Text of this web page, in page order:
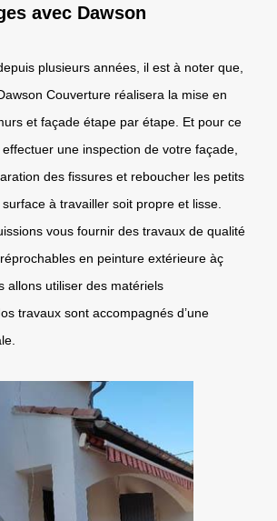
avec Dawson
plusieurs années, il est à noter que,
Couverture réalisera la mise en
et façade étape par étape. Et pour ce
une inspection de votre façade,
des fissures et reboucher les petits
à travailler soit propre et lisse.
vous fournir des travaux de qualité
en peinture extérieure àç
allons utiliser des matériels
travaux sont accompagnés d’une